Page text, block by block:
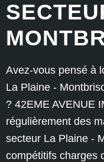
Avez-vous pensé à
La Plaine -
? 42EME AVENUE
régulièrement des
secteur La Plaine -
compétitifs charges